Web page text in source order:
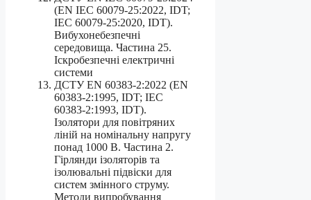
(EN IEC 60079-25:2022, IDT;
IEC 60079-25:2020, IDT).
Вибухонебезпечні
середовища. Частина 25.
Іскробезпечні електричні
системи
ДСТУ EN 60383-2:2022 (EN
60383-2:1995, IDT; IEC
60383-2:1993, IDT).
Ізолятори для повітряних
ліній на номінальну напругу
понад 1000 В. Частина 2.
Гірлянди ізоляторів та
ізолювальні підвіски для
систем змінного струму.
Методи випробування